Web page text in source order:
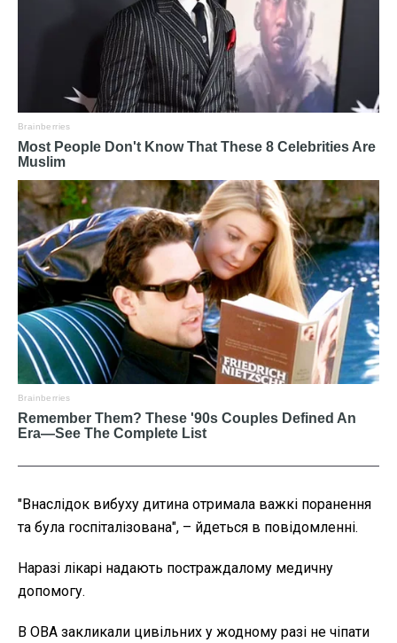
"Внаслідок вибуху дитина отримала важкі поранення
та була госпіталізована", – йдеться в повідомленні.
Наразі лікарі надають постраждалому медичну
допомогу.
В ОВА закликали цивільних у жодному разі не чіпати